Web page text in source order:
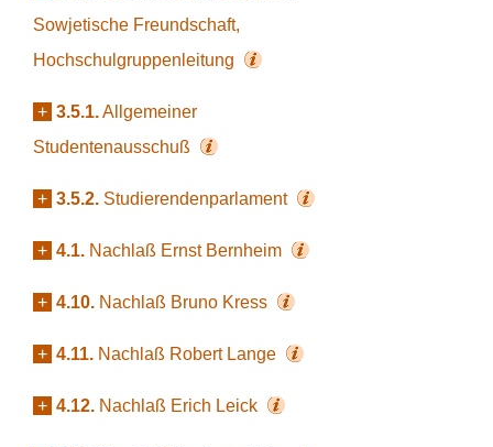
Sowjetische Freundschaft,
Hochschulgruppenleitung
+ 3.5.1.Allgemeiner
Studentenausschuß
+ 3.5.2. Studierendenparlament
+ 4.1. Nachlaß Ernst Bernheim
+ 4.10. Nachlaß Bruno Kress
+ 4.11. Nachlaß Robert Lange
+ 4.12. Nachlaß Erich Leick